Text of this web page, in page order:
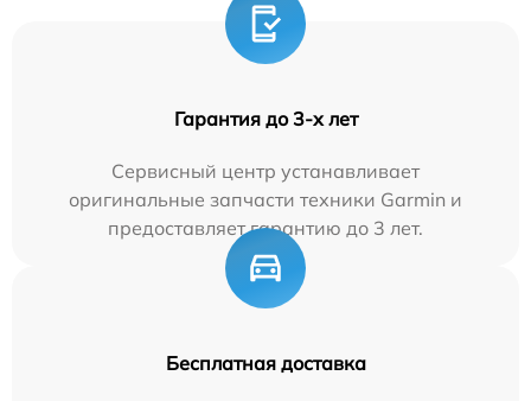
Гарантия до 3-х лет
Сервисный центр устанавливает
оригинальные запчасти техники Garmin и
предоставляет гарантию до 3 лет.
Бесплатная доставка